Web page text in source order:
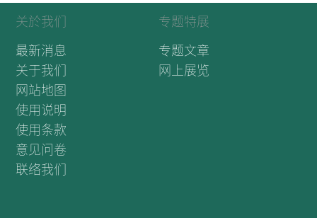
关於我们
最新消息
关于我们
网站地图
使用说明
使用条款
意见问卷
联络我们
专题特展
专题文章
网上展览